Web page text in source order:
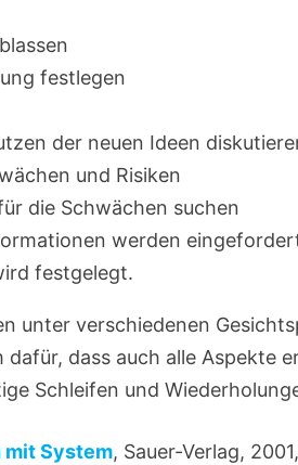
festlegen
der neuen Ideen
und Risiken
die Schwächen suchen
werden
festgelegt.
unter verschiedenen
dass auch alle Aspekte
Schleifen und
System, Sauer-Verlag,